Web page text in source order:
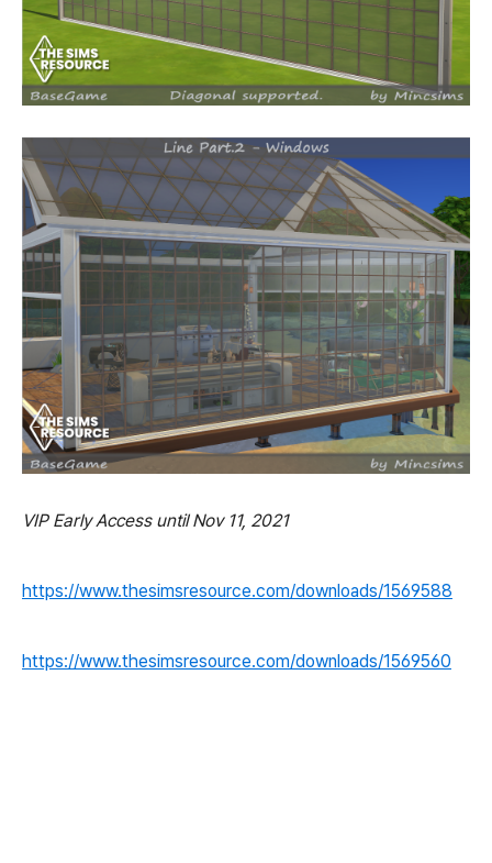
VIP Early Access until Nov 11, 2021
https://www.thesimsresource.com/downloads/1569588
https://www.thesimsresource.com/downloads/1569560